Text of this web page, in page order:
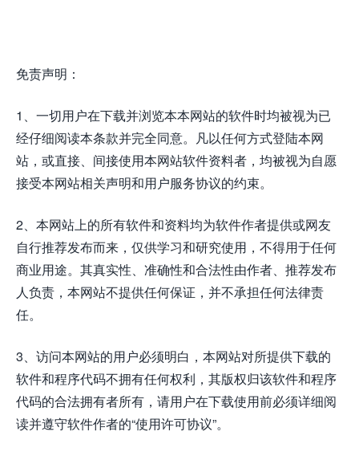
免责声明：
1、一切用户在下载并浏览本本网站的软件时均被视为已
经仔细阅读本条款并完全同意。凡以任何方式登陆本网
站，或直接、间接使用本网站软件资料者，均被视为自愿
接受本网站相关声明和用户服务协议的约束。
2、本网站上的所有软件和资料均为软件作者提供或网友
自行推荐发布而来，仅供学习和研究使用，不得用于任何
商业用途。其真实性、准确性和合法性由作者、推荐发布
人负责，本网站不提供任何保证，并不承担任何法律责
任。
3、访问本网站的用户必须明白，本网站对所提供下载的
软件和程序代码不拥有任何权利，其版权归该软件和程序
代码的合法拥有者所有，请用户在下载使用前必须详细阅
读并遵守软件作者的“使用许可协议”。